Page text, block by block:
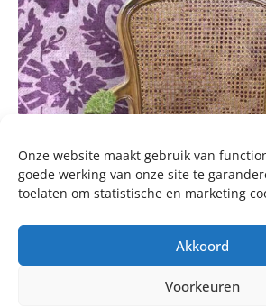
Onze website maakt gebruik van
goede werking van onze site te
toelaten om statistische en marketing
Akkoord
Voorkeuren